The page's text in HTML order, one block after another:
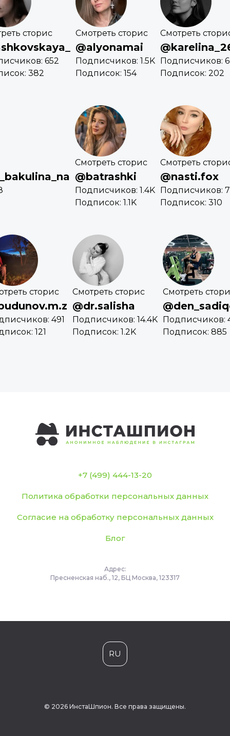
сторис
652
382
Смотреть сторис
@alyonamai
Подписчиков: 1.5K
Подписок: 154
Смотреть
Подписчиков:
Подписок: 202
Смотреть сторис
@batrashki
Подписчиков: 1.4K
Подписок: 1.1K
Смотреть
@nasti.fox
Подписчиков:
Подписок: 310
сторис
491
121
Смотреть сторис
@dr.salisha
Подписчиков: 14.4K
Подписок: 1.2K
Смотреть
Подписчиков:
Подписок: 885
+7 (499) 444-13-20
Политика обработки персональных данных
Согласие на обработку персональных данных
Блог
Адрес:
Пресненская наб., 12, БЦ Москва, 123317
RU
© 2026 ИнстаШпион. Все права защищены.